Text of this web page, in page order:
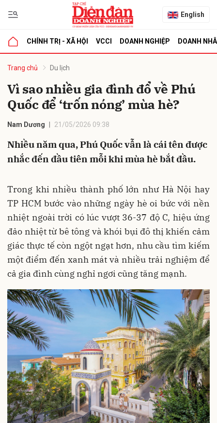
English
CHÍNH TRỊ - XÃ HỘI VCCI DOANH NGHIỆP DOANH
Trang chủ Du lịch
Vì sao nhiều gia đình đổ về Phú
Quốc để ‘trốn nóng’ mùa hè?
Nam Dương 21/05/2026 09:38
Nhiều năm qua, Phú Quốc vẫn là cái tên được
nhắc đến đầu tiên mỗi khi mùa hè bắt đầu.
Trong khi nhiều thành phố lớn như Hà Nội hay
TP HCM bước vào những ngày hè oi bức với nền
nhiệt ngoài trời có lúc vượt 36-37 độ C, hiệu ứng
đảo nhiệt từ bê tông và khói bụi đô thị khiến cảm
giác thực tế còn ngột ngạt hơn, nhu cầu tìm kiếm
một điểm đến xanh mát và nhiều trải nghiệm để
cả gia đình cùng nghỉ ngơi cũng tăng mạnh.
luận
Hủy